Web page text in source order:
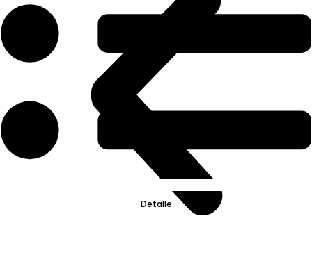
Detalle